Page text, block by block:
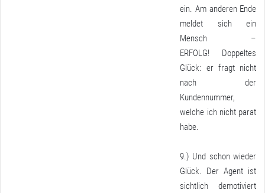
ein. Am anderen Ende
meldet sich ein
Mensch –
ERFOLG! Doppeltes
Glück: er fragt nicht
nach der
Kundennummer,
welche ich nicht parat
habe.
9.) Und schon wieder
Glück. Der Agent ist
sichtlich demotiviert